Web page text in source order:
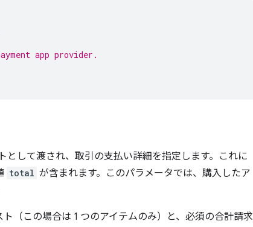
app provider.
として渡され、取引の支払い詳細を指定します。これに
total が含まれます。このパラメータでは、購入したア
（この場合は 1 つのアイテムのみ）と、必須の合計請求